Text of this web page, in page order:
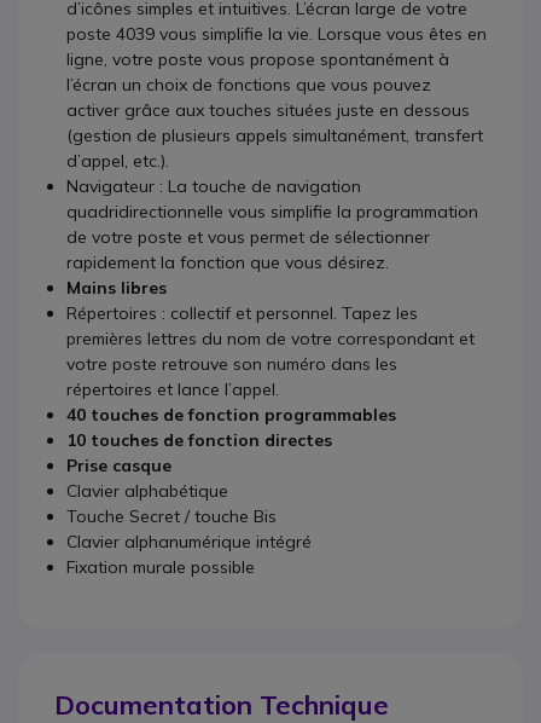
d’icônes simples et intuitives. L’écran large de votre
poste 4039 vous simplifie la vie. Lorsque vous êtes en
ligne, votre poste vous propose spontanément à
l’écran un choix de fonctions que vous pouvez
activer grâce aux touches situées juste en dessous
(gestion de plusieurs appels simultanément, transfert
d’appel, etc.).
Navigateur : La touche de navigation
quadridirectionnelle vous simplifie la programmation
de votre poste et vous permet de sélectionner
rapidement la fonction que vous désirez.
Mains libres
Répertoires : collectif et personnel. Tapez les
premières lettres du nom de votre correspondant et
votre poste retrouve son numéro dans les
répertoires et lance l’appel.
40 touches de fonction programmables
10 touches de fonction directes
Prise casque
Clavier alphabétique
Touche Secret / touche Bis
Clavier alphanumérique intégré
Fixation murale possible
Documentation Technique